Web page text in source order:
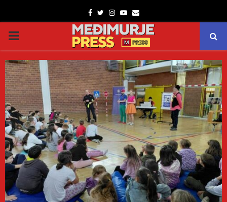
Facebook
TwitterInstagram
Youtube
Email
PRIMARY
MENU